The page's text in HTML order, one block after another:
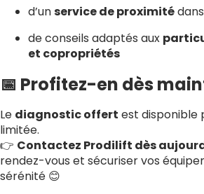
d’unservice de proximité
de conseils adaptés aux
et copropriétés
📅 Profitez-en dès
Le diagnostic offert est disponible
limitée.
👉 Contactez Prodilift dès
rendez-vous et sécuriser vos
sérénité 😊